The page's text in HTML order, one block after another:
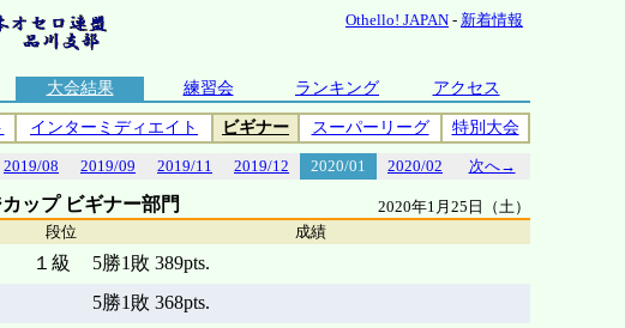
Othello! JAPAN - 新着情報
大会結果 練習会 ランキング アクセス
インターミディエイト ビギナー スーパーリーグ 特別大会
2019/08 2019/09 2019/11 2019/12 2020/01 2020/02 次へ→
2020年1月25日（土）
ップ ビギナー部門
段位 成績
１級 5勝1敗 389pts.
5勝1敗 368pts.